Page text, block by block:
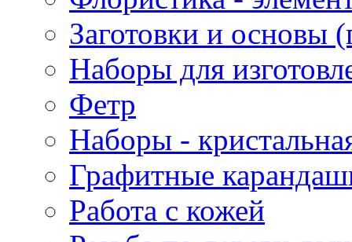
Заготовки и основы
Наборы для
Фетр
Наборы -
Графитные
Работа с кожей